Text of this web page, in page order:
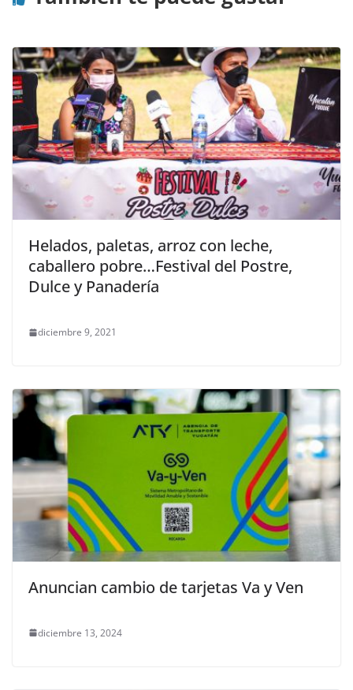
Helados, paletas, arroz con leche,
caballero pobre…Festival del Postre,
Dulce y Panadería
diciembre 9, 2021
Anuncian cambio de tarjetas Va y Ven
diciembre 13, 2024